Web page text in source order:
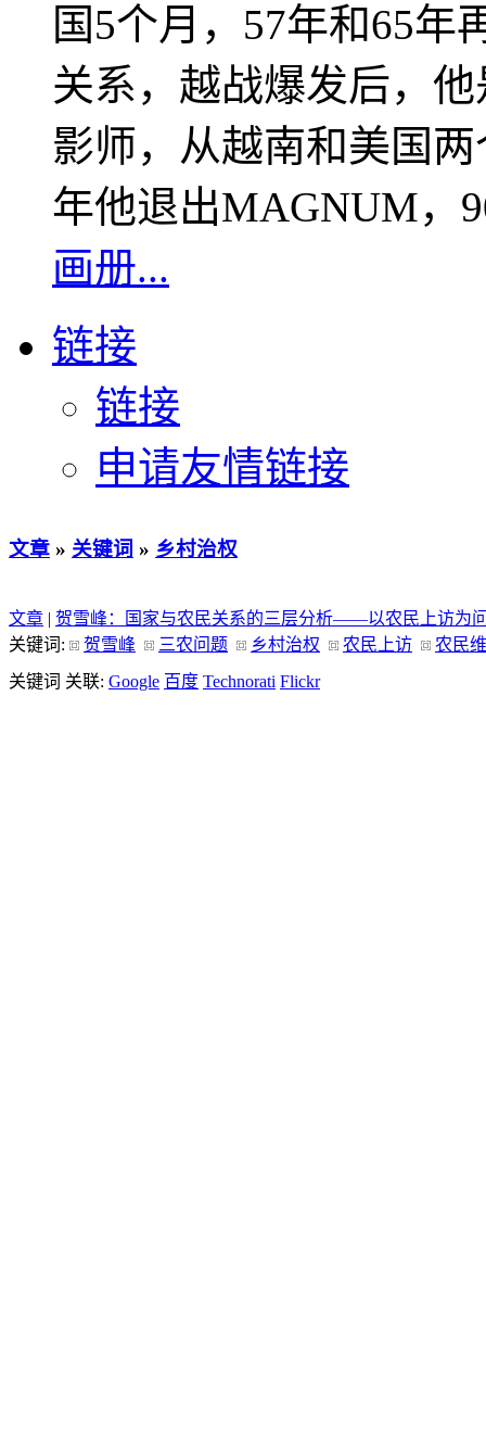
国5个月，57年和65年
关系，越战爆发后，
影师，从越南和美国
年他退出MAGNUM，
画册...
链接
链接
申请友情链接
文章 » 关键词 » 乡村治权
文章 | 贺雪峰：国家与农民关系的三层分析——以农民上访为
关键词:
贺雪峰 三农问题 乡村治权 农民上访
农民
关键词 关联: Google 百度 Technorati Flickr